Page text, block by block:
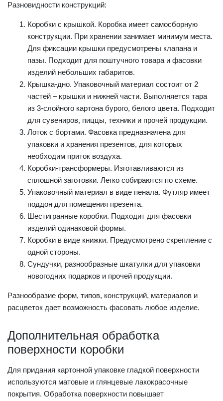
Разновидности конструкций:
Коробки с крышкой. Коробка имеет самосборную
конструкции. При хранении занимает минимум места.
Для фиксации крышки предусмотрены клапана и
пазы. Подходит для поштучного товара и фасовки
изделий небольших габаритов.
Крышка-дно. Упаковочный материал состоит от 2
частей – крышки и нижней части. Выполняется тара
из 3-слойного картона бурого, белого цвета. Подходит
для сувениров, пиццы, техники и прочей продукции.
Лоток с бортами. Фасовка предназначена для
упаковки и хранения презентов, для которых
необходим приток воздуха.
Коробки-трансформеры. Изготавливаются из
сплошной заготовки. Легко собираются по схеме.
Упаковочный материал в виде пенала. Футляр имеет
поддон для помещения презента.
Шестигранные коробки. Подходит для фасовки
изделий одинаковой формы.
Коробки в виде книжки. Предусмотрено скрепление с
одной стороны.
Сундучки, разнообразные шкатулки для упаковки
новогодних подарков и прочей продукции.
Разнообразие форм, типов, конструкций, материалов и
расцветок дает возможность фасовать любое изделие.
Дополнительная обработка
поверхности коробки
Для придания картонной упаковке гладкой поверхности
используются матовые и глянцевые лакокрасочные
покрытия. Обработка поверхности повышает